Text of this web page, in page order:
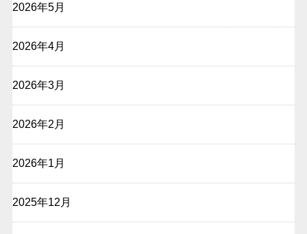
2026年5月
2026年4月
2026年3月
2026年2月
2026年1月
2025年12月